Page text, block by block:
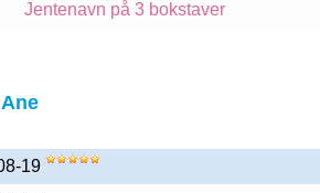
Jentenavn på 3 bokstaver
19